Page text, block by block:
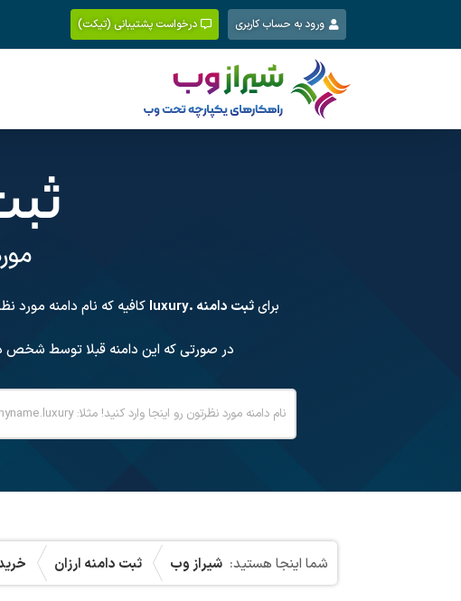
content
ورود به حساب کاربری درخواست پشتیبانی (تیکت)
برایثبت دامنه .luxury کافیه که نام دامنه مورد
در صورتی که این دامنه قبلا توسط شخص
شیراز وب ثبت دامنه ارزان